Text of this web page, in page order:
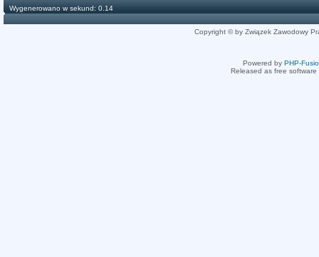
Wygenerowano w sekund: 0.14
Copyright © by Związek Zawodowy
Powered by PHP-
Released as free